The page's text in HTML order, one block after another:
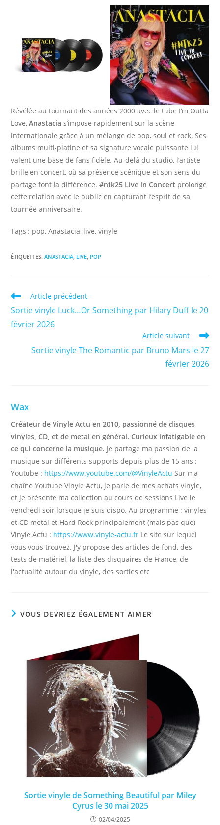
Révélée au tournant des années 2000 avec le tube I’m Outta
Love,Anastacia s’impose rapidement sur la scène
internationale grâce à un mélange de pop, soul et rock. Ses
albums multi-platine et sa signature vocale puissante lui
valent une base de fans fidèle. Au-delà du studio, l’artiste
brille en concert, où sa présence scénique et son sens du
partage font la différence.#ntk25 Live in Concert prolonge
cette relation avec le public en capturant l’esprit de sa
tournée anniversaire.
Tags : pop, Anastacia, live, vinyle
ÉTIQUETTES:ANASTACIA LIVE POP
Read
articles
Article précédent
Sortie vinyle Luck…Or Something par Hilary Duff le 20
février 2026
Article suivant
Sortie vinyle The Romantic par Bruno Mars le 27
février 2026
Wax
Créateur de Vinyle Actu en 2010, passionné de disques
vinyles, CD, et de metal en général. Curieux infatigable en
ce qui concerne la musique. Je partage ma passion de la
musique sur différents supports depuis plus de 15 ans :
Youtube : https://www.youtube.com/@VinyleActu Sur ma
chaîne Youtube Vinyle Actu, je parle de mes achats vinyle,
et je présente ma collection au cours de sessions Live le
vendredi soir lorsque je suis dispo. Au programme : vinyles
et CD metal et Hard Rock principalement (mais pas que)
Vinyle Actu : https://www.vinyle-actu.fr Le site sur lequel
vous vous trouvez. J'y propose des articles de fond, des
tests de matériel, la liste des disquaires de France, de
l'actualité autour du vinyle, des sorties etc
VOUS DEVRIEZ ÉGALEMENT AIMER
Sortie vinyle de Something Beautiful par Miley
Cyrus le 30 mai 2025
02/04/2025